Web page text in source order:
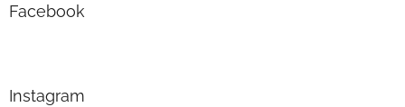
Facebook
Instagram